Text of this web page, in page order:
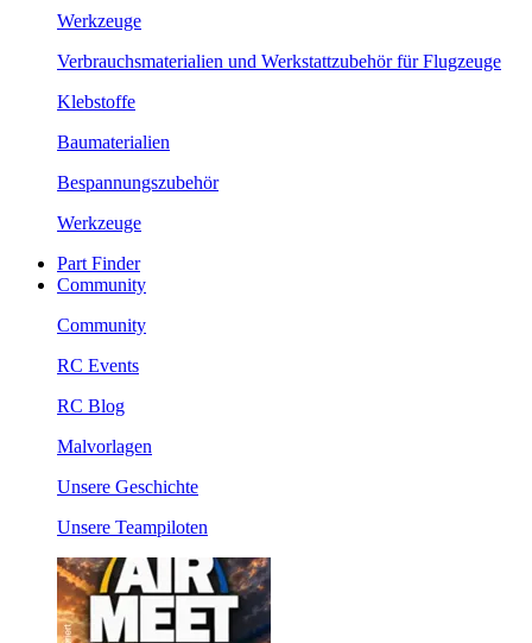
Werkzeuge
Verbrauchsmaterialien und Werkstattzubehör für Flugzeuge
Klebstoffe
Baumaterialien
Bespannungszubehör
Werkzeuge
Part Finder
Community
Community
RC Events
RC Blog
Malvorlagen
Unsere Geschichte
Unsere Teampiloten